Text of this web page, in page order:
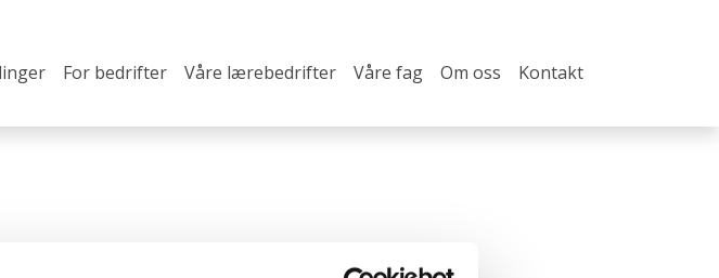
For bedrifter Våre lærebedrifter Våre fag Om oss Kontakt